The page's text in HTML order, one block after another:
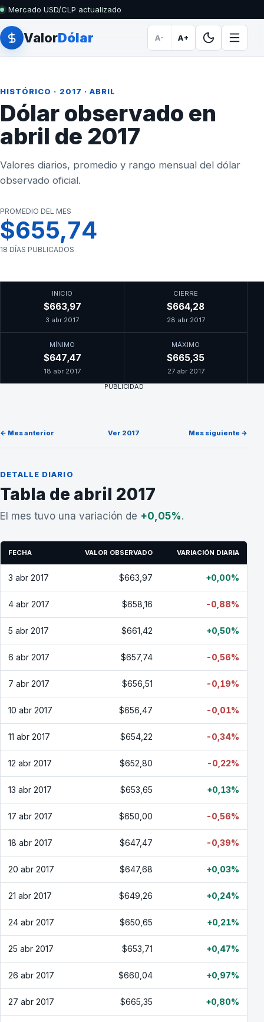
Mercado USD/CLP actualizado
ValorDólar A- A+
HISTÓRICO · 2017 · ABRIL
Dólar observado en
abril de 2017
Valores diarios, promedio y rango mensual del dólar
observado oficial.
PROMEDIO DEL MES
$655,74
18 DÍAS PUBLICADOS
INICIO
$663,97
3 abr 2017
CIERRE
$664,28
28 abr 2017
MÍNIMO
$647,47
18 abr 2017
MÁXIMO
$665,35
27 abr 2017
PUBLICIDAD
← Mes anterior Ver 2017 Mes siguiente →
DETALLE DIARIO
Tabla de abril 2017
El mes tuvo una variación de +0,05%.
FECHA VALOR OBSERVADO VARIACIÓN DIARIA
3 abr 2017 $663,97 +0,00%
4 abr 2017 $658,16 -0,88%
5 abr 2017 $661,42 +0,50%
6 abr 2017 $657,74 -0,56%
7 abr 2017 $656,51 -0,19%
10 abr 2017 $656,47 -0,01%
11 abr 2017 $654,22 -0,34%
12 abr 2017 $652,80 -0,22%
13 abr 2017 $653,65 +0,13%
17 abr 2017 $650,00 -0,56%
18 abr 2017 $647,47 -0,39%
20 abr 2017 $647,68 +0,03%
21 abr 2017 $649,26 +0,24%
24 abr 2017 $650,65 +0,21%
25 abr 2017 $653,71 +0,47%
26 abr 2017 $660,04 +0,97%
27 abr 2017 $665,35 +0,80%